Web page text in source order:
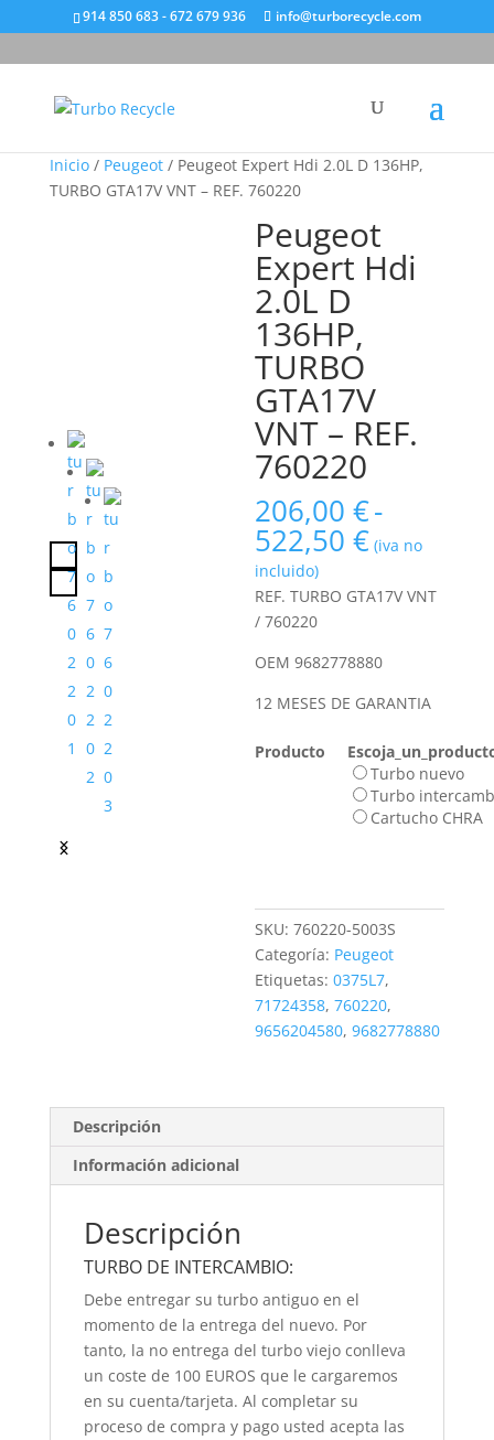
914 850 683 - 672 679 936 info@turborecycle.com
Inicio/ Peugeot/ Peugeot Expert Hdi 2.0L D 136HP,
TURBO GTA17V VNT – REF. 760220
Peugeot
Expert Hdi
2.0L D
136HP,
TURBO
GTA17V
VNT – REF.
760220
206,00€-
522,50€Rango
de
precios:
desde
hasta
522,50 €
(iva no
incluido)
REF. TURBO GTA17V VNT
/ 760220
OEM 9682778880
12 MESES DE GARANTIA
Producto
Turbo nuevo
Turbo
Cartucho CHRA
SKU:760220-5003S
Categoría: Peugeot
Etiquetas:0375L7,
71724358,760220,
9656204580,9682778880
Descripción
Información adicional
Descripción
TURBO DE INTERCAMBIO:
Debe entregar su turbo antiguo en el
momento de la entrega del nuevo. Por
tanto, la no entrega del turbo viejo conlleva
un coste de 100 EUROS que le cargaremos
en su cuenta/tarjeta. Al completar su
proceso de compra y pago usted acepta las